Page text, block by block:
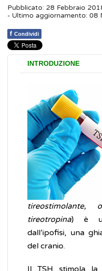
Pubblicato: 28 Febbraio
- Ultimo aggiornamento: 08
f Condividi
INTRODUZIONE
tireostimolante,
tireotropina) è
dall’ipofisi, una
del cranio.